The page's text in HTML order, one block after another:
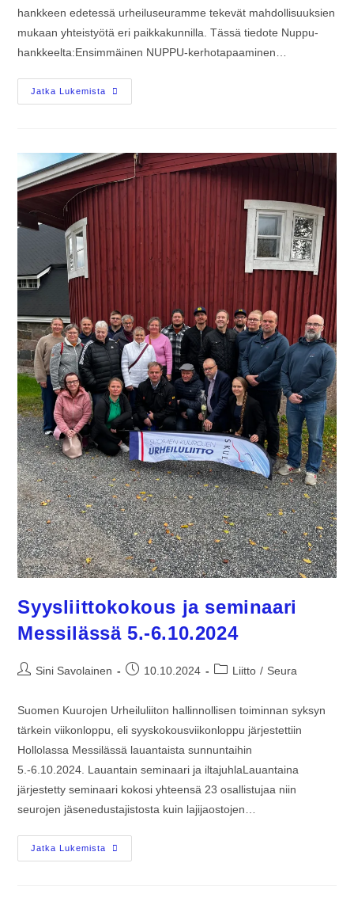
hankkeen edetessä urheiluseuramme tekevät mahdollisuuksien
mukaan yhteistyötä eri paikkakunnilla. Tässä tiedote Nuppu-
hankkeelta:Ensimmäinen NUPPU-kerhotapaaminen…
Jatka Lukemista
Syysliittokokous ja seminaari
Messilässä 5.-6.10.2024
Sini Savolainen 10.10.2024 Liitto / Seura
Suomen Kuurojen Urheiluliiton hallinnollisen toiminnan syksyn
tärkein viikonloppu, eli syyskokousviikonloppu järjestettiin
Hollolassa Messilässä lauantaista sunnuntaihin
5.-6.10.2024. Lauantain seminaari ja iltajuhlaLauantaina
järjestetty seminaari kokosi yhteensä 23 osallistujaa niin
seurojen jäsenedustajistosta kuin lajijaostojen…
Jatka Lukemista